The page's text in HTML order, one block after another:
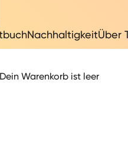
NachhaltigkeitÜber
Dein Warenkorb ist leer